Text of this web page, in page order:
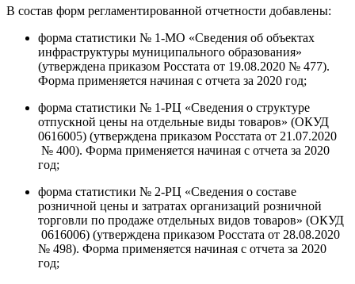
В состав форм регламентированной отчетности добавлены:
форма статистики № 1-МО «Сведения об объектах
инфраструктуры муниципального образования»
(утверждена приказом Росстата от 19.08.2020 № 477).
Форма применяется начиная с отчета за 2020 год;
форма статистики № 1-РЦ «Сведения о структуре
отпускной цены на отдельные виды товаров» (ОКУД
0616005) (утверждена приказом Росстата от 21.07.2020
№ 400). Форма применяется начиная с отчета за 2020
год;
форма статистики № 2-РЦ «Сведения о составе
розничной цены и затратах организаций розничной
торговли по продаже отдельных видов товаров» (ОКУД
0616006) (утверждена приказом Росстата от 28.08.2020
№ 498). Форма применяется начиная с отчета за 2020
год;